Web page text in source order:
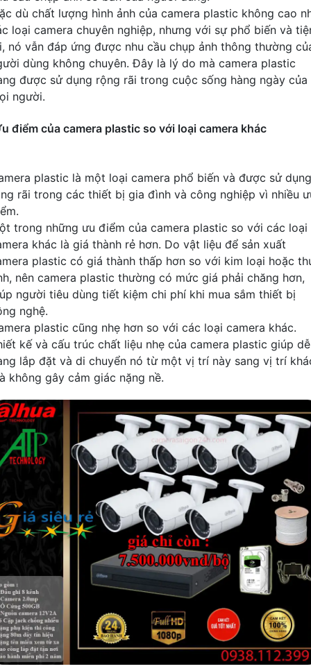
dù chất lượng hình ảnh của camera plastic không cao
loại camera chuyên nghiệp, nhưng với sự phổ biến và
nó vẫn đáp ứng được nhu cầu chụp ảnh thông thường
dùng không chuyên. Đây là lý do mà camera plastic
được sử dụng rộng rãi trong cuộc sống hàng ngày của
người.
điểm của camera plastic so với loại camera khác
plastic là một loại camera phổ biến và được sử dụng
rãi trong các thiết bị gia đình và công nghiệp vì nhiều
trong những ưu điểm của camera plastic so với các loại
khác là giá thành rẻ hơn. Do vật liệu để sản xuất
plastic có giá thành thấp hơn so với kim loại hoặc
nên camera plastic thường có mức giá phải chăng hơn,
người tiêu dùng tiết kiệm chi phí khi mua sắm thiết bị
nghệ.
plastic cũng nhẹ hơn so với các loại camera khác.
kế và cấu trúc chất liệu nhẹ của camera plastic giúp dễ
lắp đặt và di chuyển nó từ một vị trí này sang vị trí
không gây cảm giác nặng nề.